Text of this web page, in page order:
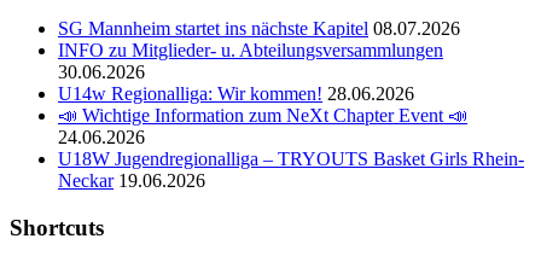
SG Mannheim startet ins nächste Kapitel 08.07.2026
INFO zu Mitglieder- u. Abteilungsversammlungen
30.06.2026
U14w Regionalliga: Wir kommen! 28.06.2026
📣 Wichtige Information zum NeXt Chapter Event 📣
24.06.2026
U18W Jugendregionalliga – TRYOUTS Basket Girls Rhein-
Neckar 19.06.2026
Shortcuts